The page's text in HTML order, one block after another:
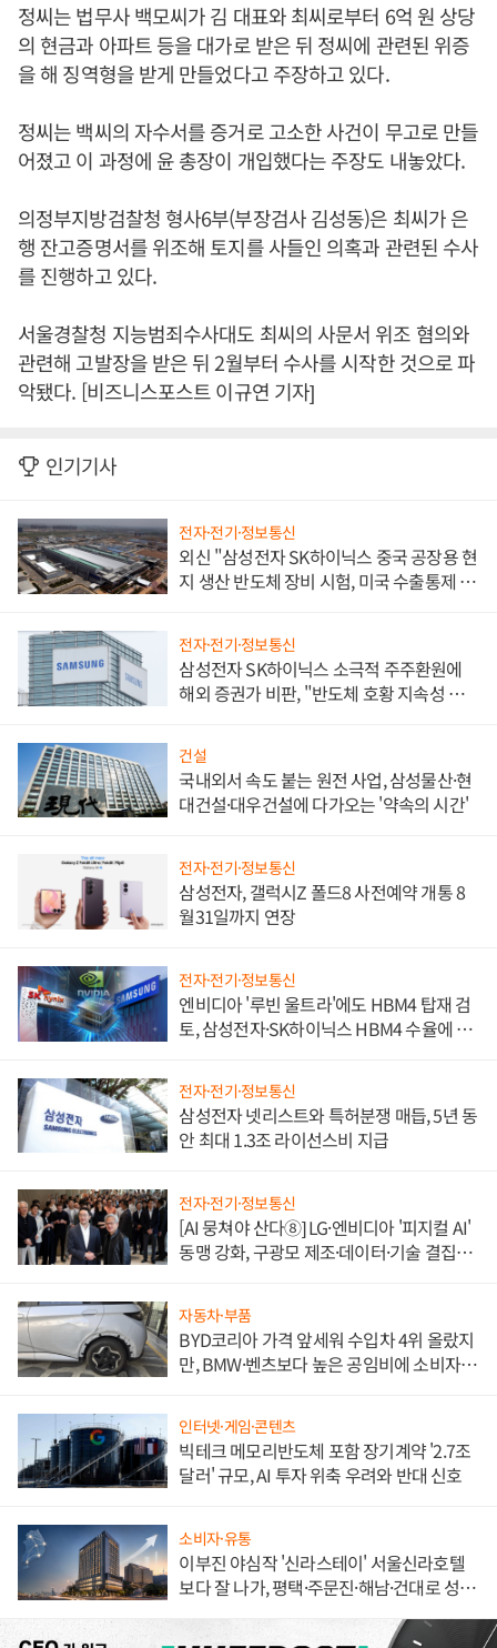
정씨는 법무사 백모씨가 김 대표와 최씨로부터 6억 원 상당
의 현금과 아파트 등을 대가로 받은 뒤 정씨에 관련된 위증
을 해 징역형을 받게 만들었다고 주장하고 있다.
정씨는 백씨의 자수서를 증거로 고소한 사건이 무고로 만들
어졌고 이 과정에 윤 총장이 개입했다는 주장도 내놓았다.
의정부지방검찰청 형사6부(부장검사 김성동)은 최씨가 은
행 잔고증명서를 위조해 토지를 사들인 의혹과 관련된 수사
를 진행하고 있다.
서울경찰청 지능범죄수사대도 최씨의 사문서 위조 혐의와
관련해 고발장을 받은 뒤 2월부터 수사를 시작한 것으로 파
악됐다. [비즈니스포스트 이규연 기자]
인기기사
전자·전기·정보통신
외신 "삼성전자 SK하이닉스 중국 공장용 현
지 생산 반도체 장비 시험, 미국 수출통제 대
전자·전기·정보통신
삼성전자 SK하이닉스 소극적 주주환원에
해외 증권가 비판, "반도체 호황 지속성 의
건설
국내외서 속도 붙는 원전 사업, 삼성물산·현
대건설·대우건설에 다가오는 '약속의 시간'
전자·전기·정보통신
삼성전자, 갤럭시Z 폴드8 사전예약 개통 8
월31일까지 연장
전자·전기·정보통신
엔비디아 '루빈 울트라'에도 HBM4 탑재 검
토, 삼성전자·SK하이닉스 HBM4 수율에 주
전자·전기·정보통신
삼성전자 넷리스트와 특허분쟁 매듭, 5년 동
안 최대 1.3조 라이선스비 지급
전자·전기·정보통신
[AI 뭉쳐야 산다⑧] LG·엔비디아 '피지컬 AI'
동맹 강화, 구광모 제조·데이터·기술 결집
자동차·부품
BYD코리아 가격 앞세워 수입차 4위 올랐지
만, BMW·벤츠보다 높은 공임비에 소비자
인터넷·게임·콘텐츠
빅테크 메모리반도체 포함 장기계약 '2.7조
달러' 규모, AI 투자 위축 우려와 반대 신호
소비자·유통
이부진 야심작 '신라스테이' 서울신라호텔
보다 잘 나가, 평택·주문진·해남·건대로 성